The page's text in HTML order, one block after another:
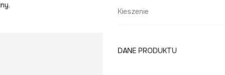
Kieszenie
DANE PRODUKTU